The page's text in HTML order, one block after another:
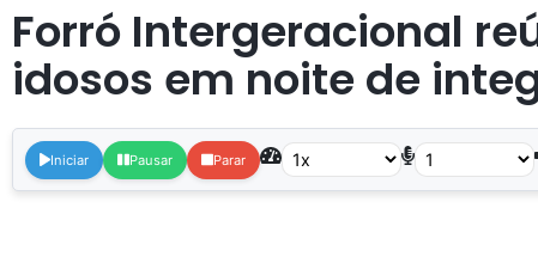
Forró Intergeracional
idosos em noite de
Iniciar Pausar Parar